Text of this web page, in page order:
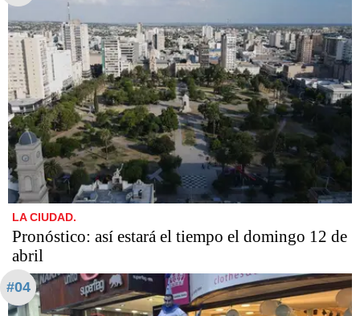
LA CIUDAD.
Pronóstico: así estará el tiempo el domingo 12 de
abril
#04